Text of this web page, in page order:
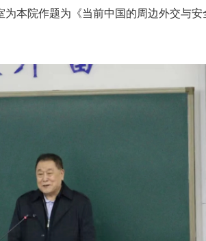
本院作题为《当前中国的周边外交与